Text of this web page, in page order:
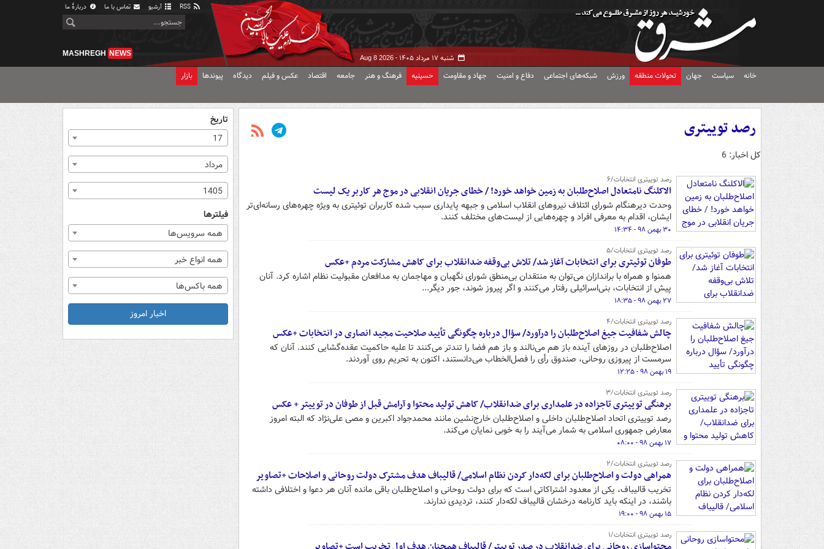
آرشیو تماس با ما دربارهٔ ما
شنبه ۱۷ مرداد ۱۴۰۵ - Aug 8 2026
MASHREGH NEWS
خانه سیاست جهان تحولات منطقه ورزش شبکه‌های اجتماعی دفاع و امنیت جهاد و مقاومت حسینیه فرهنگ و هنر جامعه اقتصاد عکس و فیلم دیدگاه پیوندها بازار
رصد توییتری
کل اخبار: 6
رصد توییتری انتخابات/۶
الاکلنگ نامتعادل اصلاح‌طلبان به زمین خواهد خورد! / خطای جریان انقلابی در موج هر کاربر یک لیست
وحدت دیرهنگام شورای ائتلاف نیروهای انقلاب اسلامی و جبهه پایداری سبب شده کاربران توئیتری به ویژه چهره‌های رسانه‌ای‌تر
ایشان، اقدام به معرفی افراد و چهره‌هایی از لیست‌های مختلف کنند.
۳۰ بهمن ۹۸ - ۱۴:۳۴
رصد توییتری انتخابات/۵
طوفان توئیتری برای انتخابات آغاز شد/ تلاش بی‌وقفه ضدانقلاب برای کاهش مشارکت مردم +عکس
همنوا و همراه با براندازان می‌توان به منتقدان بی‌منطق شورای نگهبان و مهاجمان به مدافعان مقبولیت نظام اشاره کرد. آنان
پیش از انتخابات، بنی‌اسرائیلی رفتار می‌کنند و اگر پیروز شوند، جور دیگر...
۲۷ بهمن ۹۸ - ۱۸:۳۵
رصد توییتری انتخابات/۴
چالش شفافیت جیغ اصلاح‌طلبان را درآورد/ سؤال درباره چگونگی تأیید صلاحیت مجید انصاری در انتخابات +عکس
اصلاح‌طلبان در روزهای آینده باز هم می‌نالند و باز هم فضا را تندتر می‌کنند تا علیه حاکمیت عقده‌گشایی کنند. آنان که
سرمست از پیروزی روحانی، صندوق رأی را فصل‌الخطاب می‌دانستند، اکنون به تحریم روی آوردند.
۱۹ بهمن ۹۸ - ۱۲:۲۵
رصد توییتری انتخابات/۳
برهنگی توییتری تاجزاده در علمداری برای ضدانقلاب/ کاهش تولید محتوا و آرامش قبل از طوفان در توییتر + عکس
رصد توییتری اتحاد اصلاح‌طلبان داخلی و اصلاح‌طلبان خارج‌نشین مانند محمدجواد اکبرین و مصی علی‌نژاد که البته امروز
معارض جمهوری اسلامی به شمار می‌آیند را به خوبی نمایان می‌کند.
۱۷ بهمن ۹۸ - ۰۸:۰۰
رصد توییتری انتخابات/۲
همراهی دولت و اصلاح‌طلبان برای لکه‌دار کردن نظام اسلامی/ قالیباف هدف مشترک دولت روحانی و اصلاحات +تصاویر
تخریب قالیباف، یکی از معدود اشتراکاتی است که برای دولت روحانی و اصلاح‌طلبان باقی مانده آنان هر دعوا و اختلافی داشته
باشند، در اینکه باید کارنامه درخشان قالیباف لکه‌دار کنند، تردیدی ندارند.
۱۵ بهمن ۹۸ - ۱۹:۰۰
رصد توییتری انتخابات/۱
تاریخ
17
مرداد
1405
فیلترها
همه سرویس‌ها
همه انواع خبر
همه باکس‌ها
اخبار امروز